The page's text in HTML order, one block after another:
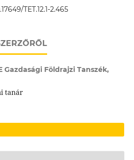
TET.12.1-2.465
Gazdasági Földrajzi Tanszék,
tanár